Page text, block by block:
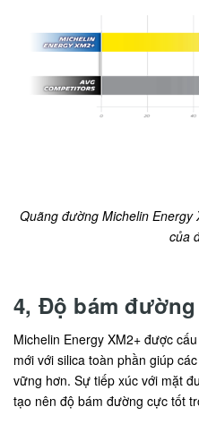
Quãng đường Michelin
của
4, Độ bám
Michelin Energy XM2+ được
mới với silica toàn phần giúp
vững hơn. Sự tiếp xúc với mặt
tạo nên độ bám đường cực tốt